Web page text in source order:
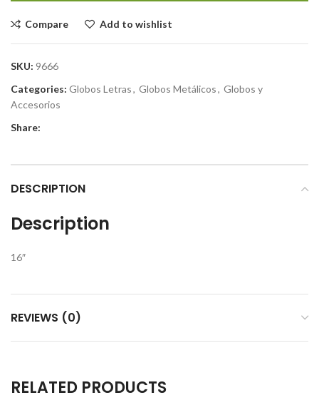
Compare Add to wishlist
SKU: 9666
Categories: Globos Letras, Globos Metálicos, Globos y
Accesorios
Share:
DESCRIPTION
Description
16″
REVIEWS (0)
RELATED PRODUCTS